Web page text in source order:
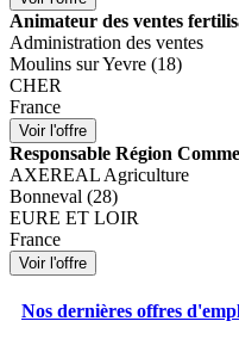
Animateur des ventes
Administration des ventes
Moulins sur Yevre (18)
CHER
France
Responsable Région
AXEREAL Agriculture
Bonneval (28)
EURE ET LOIR
France
Nos dernières offres